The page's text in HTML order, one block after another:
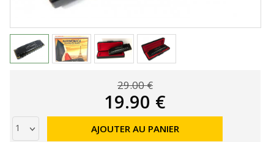
29.00 €
19.90 €
AJOUTER AU PANIER